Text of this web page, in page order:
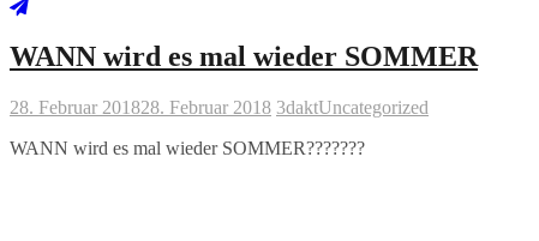
WANN wird es mal wieder SOMMER
28. Februar 201828. Februar 2018 3daktUncategorized
WANN wird es mal wieder SOMMER???????